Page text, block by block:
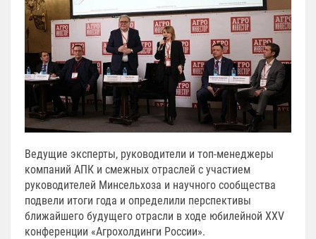
Ведущие эксперты, руководители и топ-менеджеры
компаний АПК и смежных отраслей с участием
руководителей Минсельхоза и научного сообщества
подвели итоги года и определили перспективы
ближайшего будущего отрасли в ходе юбилейной XXV
конференции «Агрохолдинги России».